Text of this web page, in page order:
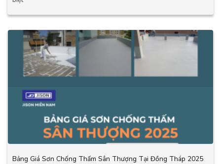
Bảng Giá Sơn Chống Thấm Sân Thượng Tại Đồng Tháp 2025